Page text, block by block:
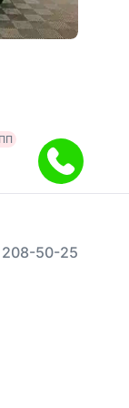
50-25